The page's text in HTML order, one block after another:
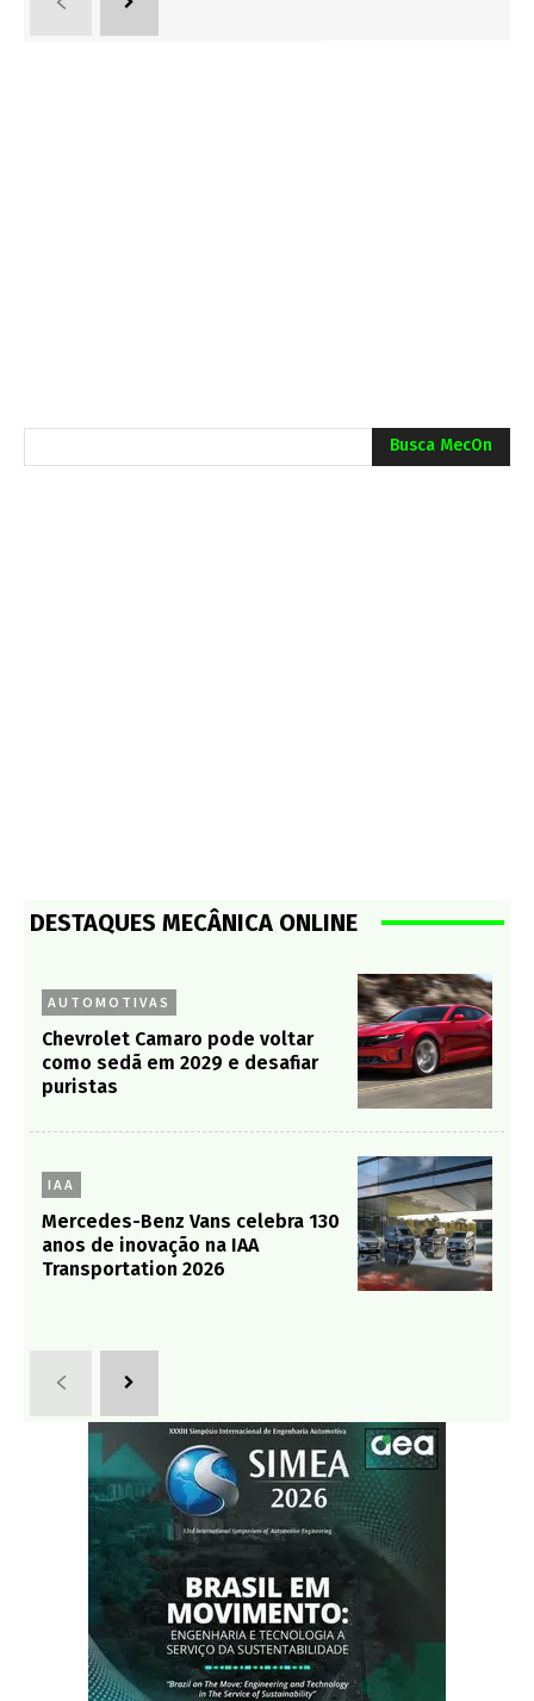
Busca MecOn
DESTAQUES MECÂNICA ONLINE
AUTOMOTIVAS
Chevrolet Camaro pode voltar
como sedã em 2029 e desafiar
puristas
IAA
Mercedes-Benz Vans celebra 130
anos de inovação na IAA
Transportation 2026